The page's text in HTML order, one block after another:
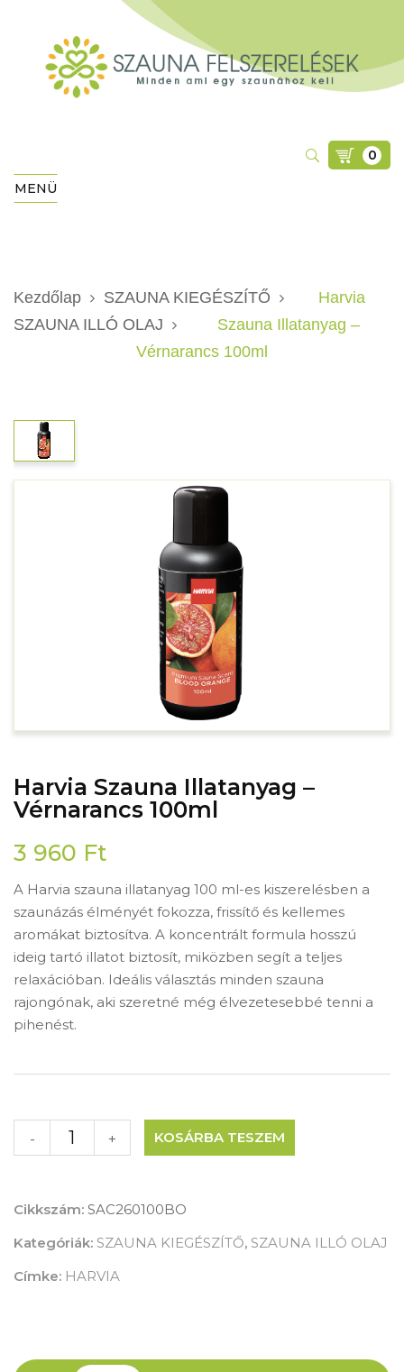
0
MENÜ
Kezdőlap
SZAUNA KIEGÉSZÍTŐ
SZAUNA ILLÓ OLAJ
Harvia
Szauna Illatanyag –
Vérnarancs 100ml
Harvia Szauna Illatanyag –
Vérnarancs 100ml
3 960 Ft
A Harvia szauna illatanyag 100 ml-es kiszerelésben a
szaunázás élményét fokozza, frissítő és kellemes
aromákat biztosítva. A koncentrált formula hosszú
ideig tartó illatot biztosít, miközben segít a teljes
relaxációban. Ideális választás minden szauna
rajongónak, aki szeretné még élvezetesebbé tenni a
pihenést.
+
- KOSÁRBA TESZEM
Cikkszám: SAC260100BO
Kategóriák: SZAUNA KIEGÉSZÍTŐ, SZAUNA ILLÓ OLAJ
Címke: HARVIA